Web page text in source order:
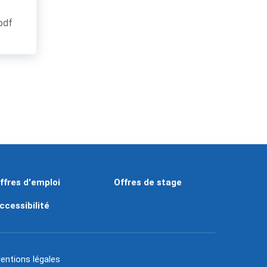
d'emploi Offres de stage
légales